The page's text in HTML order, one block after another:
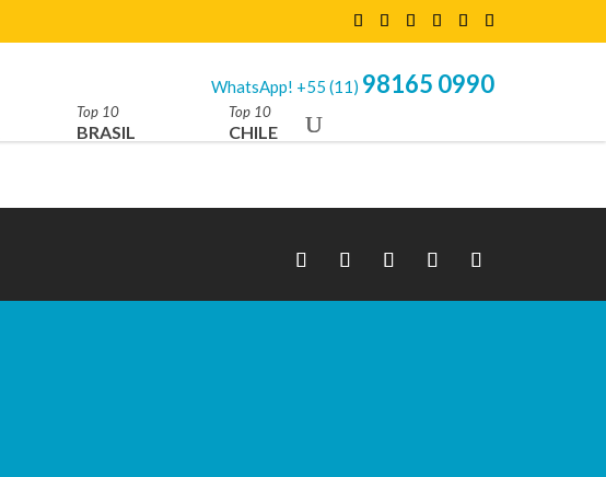
WhatsApp! +55 (11) 98165 0990
Top 10
BRASIL
Top 10
CHILE